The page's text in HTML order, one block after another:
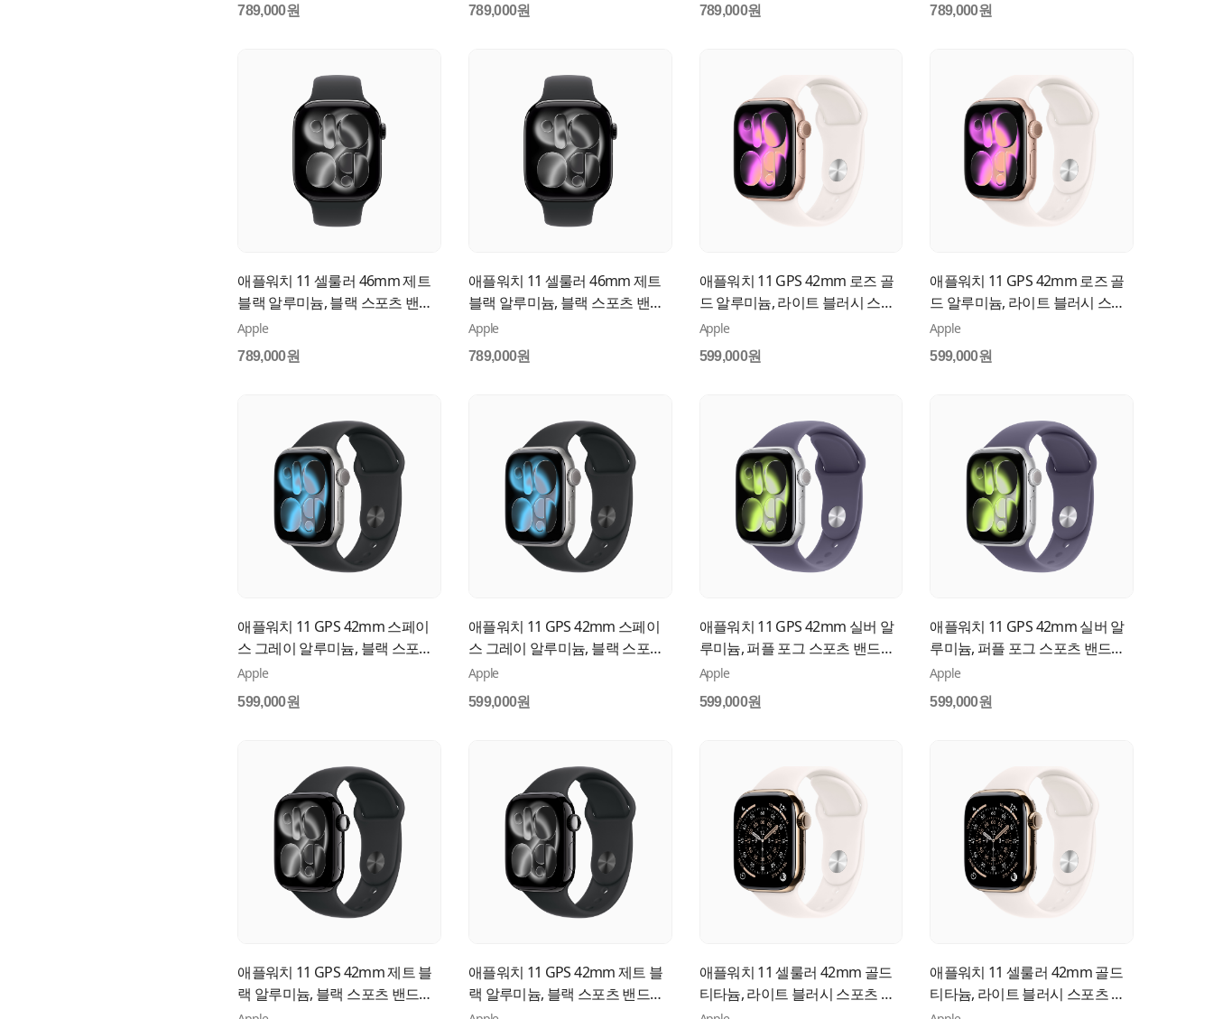
789,000원 789,000원 789,000원 789,000원
애플워치 11 셀룰러 46mm 제트
블랙 알루미늄, 블랙 스포츠 밴드
(M/L) MFC44KH/A
Apple
789,000원
애플워치 11 셀룰러 46mm 제트
블랙 알루미늄, 블랙 스포츠 밴드
(S/M) MFC24KH/A
Apple
789,000원
애플워치 11 GPS 42mm 로즈 골
드 알루미늄, 라이트 블러시 스포
츠 밴드 (M/L) MEU44KH/A
Apple
599,000원
애플워치 11 GPS 42mm 로즈 골
드 알루미늄, 라이트 블러시 스포
츠 밴드 (S/M) MEU04KH/A
Apple
599,000원
애플워치 11 GPS 42mm 스페이
스 그레이 알루미늄, 블랙 스포츠
밴드 (M/L) MEQX4KH/A
Apple
599,000원
애플워치 11 GPS 42mm 스페이
스 그레이 알루미늄, 블랙 스포츠
밴드 (S/M) MEQW4KH/A
Apple
599,000원
애플워치 11 GPS 42mm 실버 알
루미늄, 퍼플 포그 스포츠 밴드
(M/L) MEU74KH/A
Apple
599,000원
애플워치 11 GPS 42mm 실버 알
루미늄, 퍼플 포그 스포츠 밴드
(S/M) MEU64KH/A
Apple
599,000원
애플워치 11 GPS 42mm 제트 블
랙 알루미늄, 블랙 스포츠 밴드
애플워치 11 GPS 42mm 제트 블
랙 알루미늄, 블랙 스포츠 밴드
애플워치 11 셀룰러 42mm 골드
티타늄, 라이트 블러시 스포츠 밴
애플워치 11 셀룰러 42mm 골드
티타늄, 라이트 블러시 스포츠 밴